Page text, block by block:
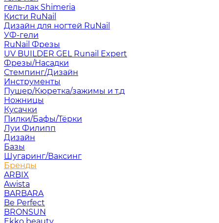
гель-лак Shimeria
Кисти RuNail
Дизайн для ногтей RuNail
УФ-гели
RuNail Фрезы
UV BUILDER GEL Runail Expert
Фрезы/Насадки
Стемпинг/Дизайн
Инструменты
Пушер/Кюретка/зажимы и т.д
Ножницы
Кусачки
Пилки/Бафы/Тёрки
Луи Филипп
Дизайн
Базы
Шугаринг/Ваксинг
Бренды
ARBIX
Awista
BARBARA
Be Perfect
BRONSUN